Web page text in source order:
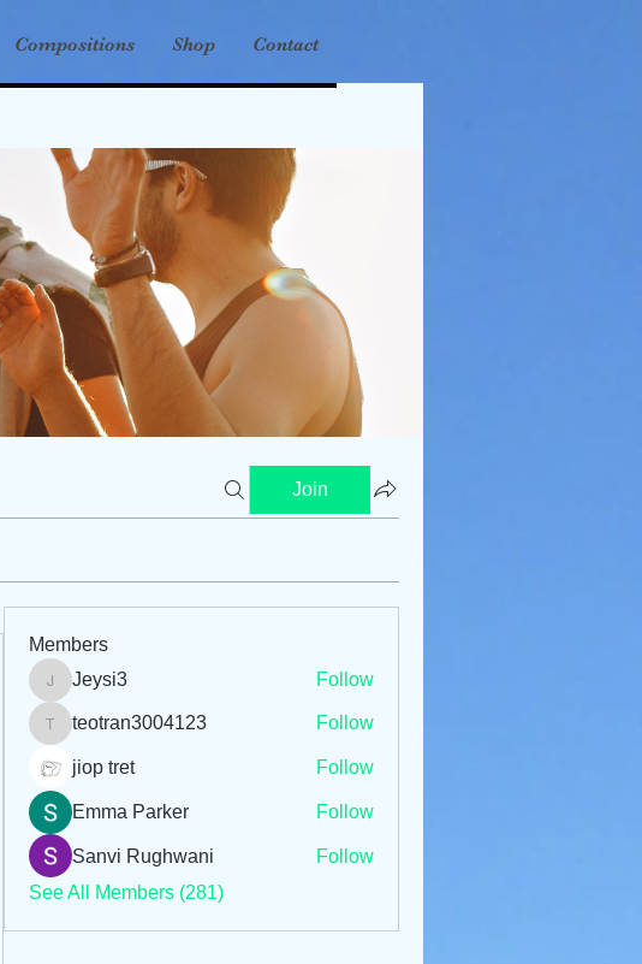
Compositions Shop Contact
Join
Members
Jeysi3
Jeysi3 Follow
teotran3004123
teotran3004123 Follow
jiop tret Follow
Emma Parker Follow
Sanvi Rughwani
Follow
See All Members (281)